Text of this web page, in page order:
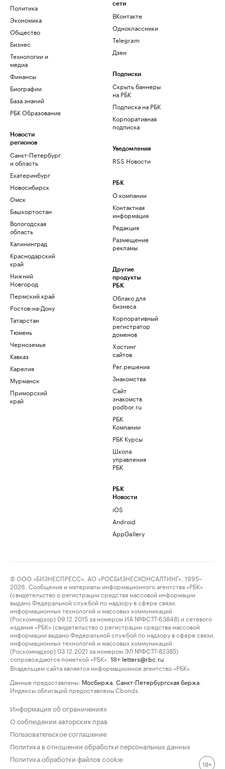
Политика
Экономика
Общество
Бизнес
Технологии и
медиа
Финансы
Биографии
База знаний
РБК Образование
Новости
регионов
Санкт-Петербург
и область
Екатеринбург
Новосибирск
Омск
Башкортостан
Вологодская
область
Калининград
Краснодарский
край
Нижний
Новгород
Пермский край
Ростов-на-Дону
Татарстан
Тюмень
Черноземье
Кавказ
Карелия
Мурманск
Приморский
край
сети
ВКонтакте
Одноклассники
Telegram
Дзен
Подписки
Скрыть баннеры
на РБК
Подписка на РБК
Корпоративная
подписка
Уведомления
RSS Новости
РБК
О компании
Контактная
информация
Редакция
Размещение
рекламы
Другие
продукты
РБК
Облако для
бизнеса
Корпоративный
регистратор
доменов
Хостинг
сайтов
Рег.решения
Знакомства
Сайт
знакомств
podbor.ru
РБК
Компании
РБК Курсы
Школа
управления
РБК
РБК
Новости
iOS
Android
AppGallery
© ООО «БИЗНЕСПРЕСС», АО «РОСБИЗНЕСКОНСАЛТИНГ», 1995–
2026. Сообщения и материалы информационного агентства «РБК»
(свидетельство о регистрации средства массовой информации
выдано Федеральной службой по надзору в сфере связи,
информационных технологий и массовых коммуникаций
(Роскомнадзор) 09.12.2015 за номером ИА №ФС77-63848) и сетевого
издания «РБК» (свидетельство о регистрации средства массовой
информации выдано Федеральной службой по надзору в сфере связи,
информационных технологий и массовых коммуникаций
(Роскомнадзор) 03.12.2021 за номером ЭЛ №ФС77-82385)
сопровождаются пометкой «РБК».
18+ letters@rbc.ru
Владельцем сайта является информационное агентство «РБК».
Данные предоставлены: Мосбиржа Санкт-Петербургская биржа
Индексы облигаций предоставлены Cbonds.
Информация об ограничениях
О соблюдении авторских прав
Пользовательское соглашение
Политика в отношении обработки персональных данных
Политика обработки файлов cookie
18+